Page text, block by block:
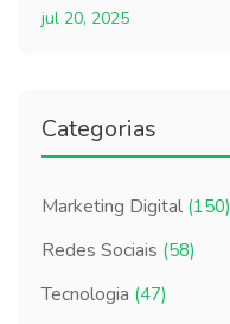
jul 20, 2025
Categorias
Marketing Digital (150)
Redes Sociais (58)
Tecnologia (47)